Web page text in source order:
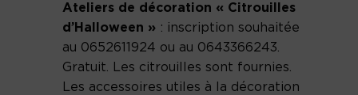
Ateliers de décoration « Citrouilles
d’Halloween » : inscription souhaitée
au 0652611924 ou au 0643366243.
Gratuit. Les citrouilles sont fournies.
Les accessoires utiles à la décoration